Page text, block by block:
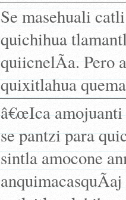
Se masehuali
quichihua
quiicnelÃ­a. Pero
quixitlahua
â€œIca amojuanti
se pantzi para
sintla amocone